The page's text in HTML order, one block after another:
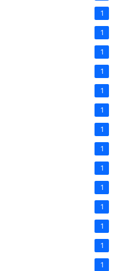
1
1
1
1
1
1
1
1
1
1
1
1
1
1